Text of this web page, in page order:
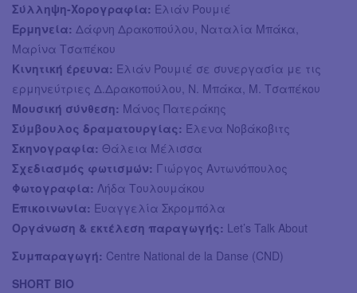
Σύλληψη-Χορογραφία: Ελιάν Ρουμιέ
Ερμηνεία: Δάφνη Δρακοπούλου, Ναταλία Μπάκα,
Μαρίνα Τσαπέκου
Κινητική έρευνα: Ελιάν Ρουμιέ σε συνεργασία με τις
ερμηνεύτριες Δ.Δρακοπούλου, Ν. Μπάκα, Μ. Τσαπέκου
Μουσική σύνθεση: Μάνος Πατεράκης
Σύμβουλος δραματουργίας: Έλενα Νοβάκοβιτς
Σκηνογραφία: Θάλεια Μέλισσα
Σχεδιασμός φωτισμών: Γιώργος Αντωνόπουλος
Φωτογραφία: Λήδα Τουλουμάκου
Επικοινωνία: Ευαγγελία Σκρομπόλα
Οργάνωση & εκτέλεση παραγωγής: Let’s Talk About
Συμπαραγωγή: Centre National de la Danse (CND)
SHORT BIO